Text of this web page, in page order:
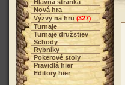
Hlavná stránka
Nová hra
Výzvy na hru (327)
Turnaje
Turnaje družstiev
Schody
Rybníky
Pokerové stoly
Pravidlá hier
Editory hier